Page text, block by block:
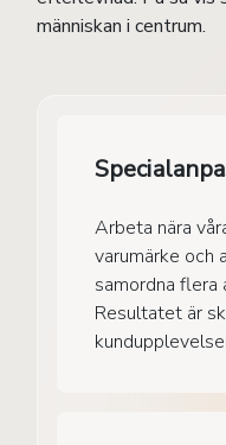
människan i centrum.
Arbeta nära
varumärke och
samordna flera
Resultatet är